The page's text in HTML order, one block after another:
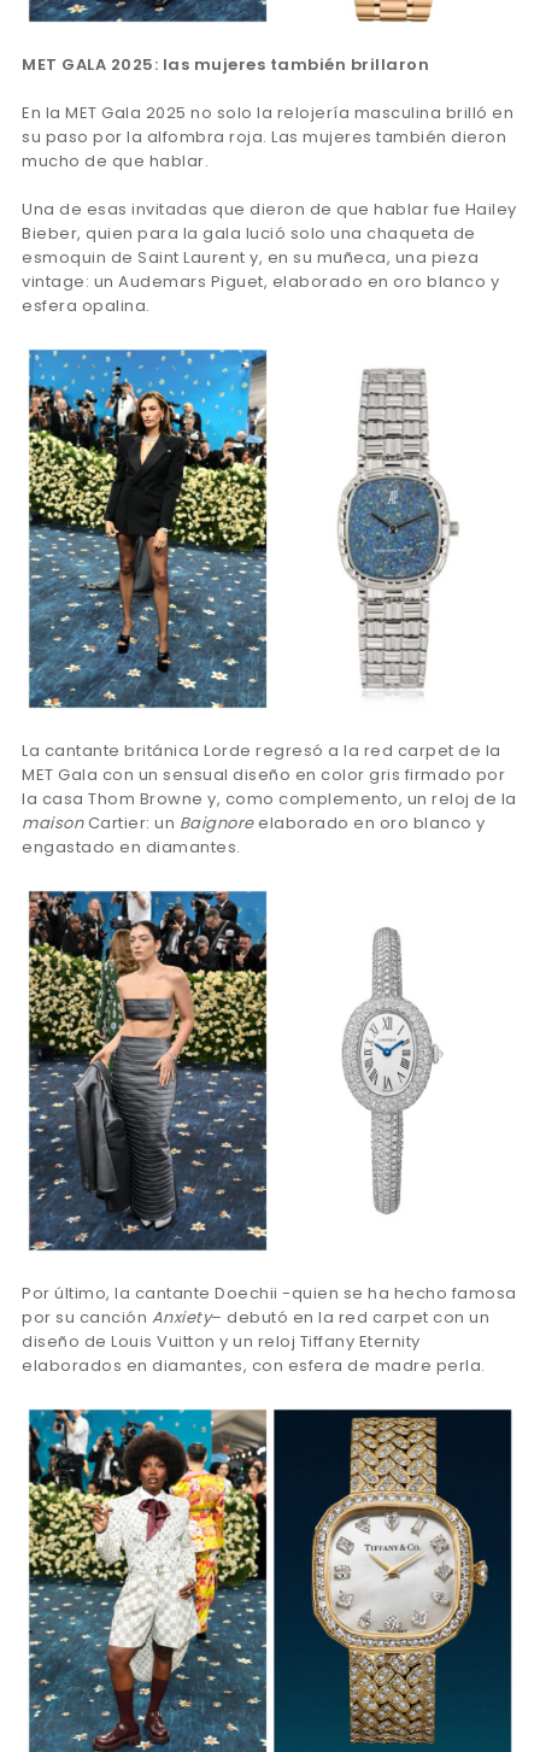
MET GALA 2025: las mujeres también brillaron
En la MET Gala 2025 no solo la relojería masculina brilló en
su paso por la alfombra roja. Las mujeres también dieron
mucho de que hablar.
Una de esas invitadas que dieron de que hablar fue Hailey
Bieber, quien para la gala lució solo una chaqueta de
esmoquin de Saint Laurent y, en su muñeca, una pieza
vintage: un Audemars Piguet, elaborado en oro blanco y
esfera opalina.
La cantante británica Lorde regresó a la red carpet de la
MET Gala con un sensual diseño en color gris firmado por
la casa Thom Browne y, como complemento, un reloj de la
maisonCartier: un Baignoreelaborado en oro blanco y
engastado en diamantes.
Por último, la cantante Doechii -quien se ha hecho famosa
por su canción Anxiety– debutó en la red carpet con un
diseño de Louis Vuitton y un reloj Tiffany Eternity
elaborados en diamantes, con esfera de madre perla.